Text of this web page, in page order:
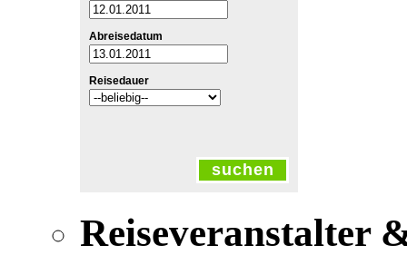
Abreisedatum
Reisedauer
suchen
Reiseveranstalter